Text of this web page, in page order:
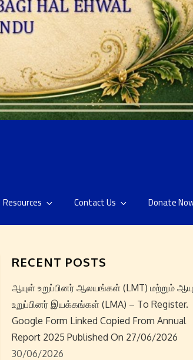
Resources Contact Us Donate
RECENT POSTS
ஆயுள் உறுப்பினர் ஆலயங்கள் (LMT) மற்றும்
உறுப்பினர் இயக்கங்கள் (LMA) – To Register.
Google Form Linked Copied From Annual
Report 2025 Published On 27/06/2026
30/06/2026